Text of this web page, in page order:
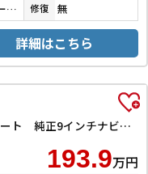
ホワイトパール３コートパール 修復 無
詳細はこちら
ハイブリッドXZ スズキセーフティサポート 純正9インチナビ TV Bluetooth対応 全方位カメラ 両側自動ドア ヘッドアップディスプレイ アダプティブクルーズコントロール ステアリングヒーター LEDヘッドライ
193.9万円